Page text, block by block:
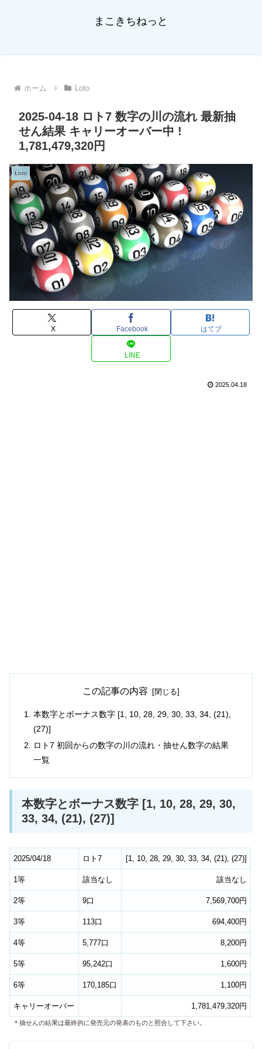
まこきちねっと
ホーム Loto
2025-04-18 ロト7 数字の川の流れ 最新抽
せん結果 キャリーオーバー中 !
1,781,479,320円
Loto
X Facebook はてブ
LINE
2025.04.18
この記事の内容
本数字とボーナス数字 [1, 10, 28, 29, 30, 33, 34, (21),
(27)]
ロト7 初回からの数字の川の流れ・抽せん数字の結果
一覧
本数字とボーナス数字 [1, 10, 28, 29, 30,
33, 34, (21), (27)]
2025/04/18 ロト7 [1 10, 28, 29, 30, 33, 34, (21), (27)]
1等 該当なし 該当なし
2等 9口 7,569,700円
3等 113口 694,400円
4等 5,777口 8,200円
5等 95,242口 1,600円
6等 170,185口 1,100円
キャリーオーバー 1,781,479,320円
＊抽せんの結果は最終的に発売元の発表のものと照合して下さい。